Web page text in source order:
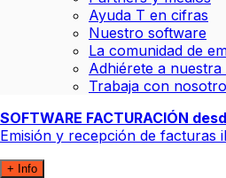
Ayuda T en cifras
Nuestro software
La comunidad de
Adhiérete a nuestra
Trabaja con
SOFTWARE FACTURACIÓN
Emisión y recepción de facturas
+ Info